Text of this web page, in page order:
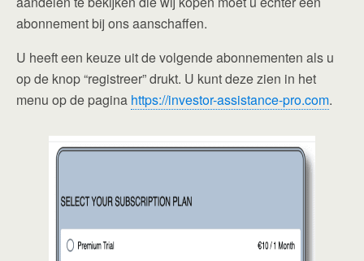
abonnement bij ons aanschaffen.
U heeft een keuze uit de volgende abonnementen als u
op de knop “registreer” drukt. U kunt deze zien in het
menu op de pagina https://investor-assistance-pro.com.